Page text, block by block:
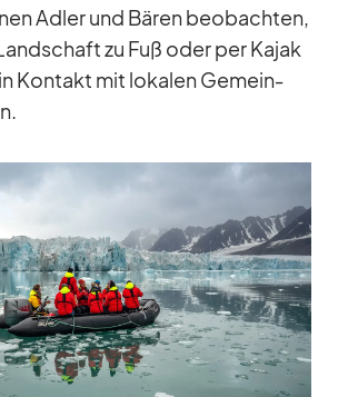
Ad­ler und Bä­ren be­ob­ach­ten,
zu Fuß oder per Ka­jak
Kon­takt mit lo­ka­len Ge­mein­